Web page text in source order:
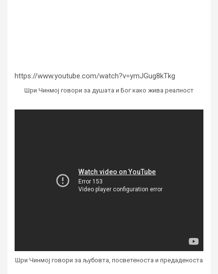
https://www.youtube.com/watch?v=ymJGug8kTkg
Шри Чинмој говори за душата и Бог како жива реалност
Шри Чинмој говори за љубовта, посветеноста и предаденоста